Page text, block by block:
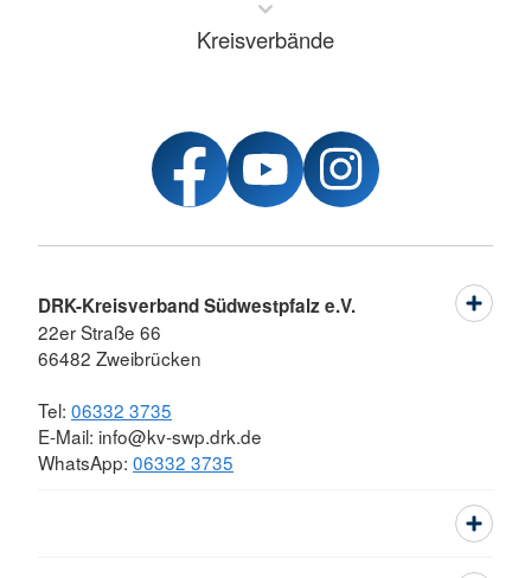
Kreisverbände
DRK-Kreisverband Südwestpfalz e.V.
22er Straße 66
66482 Zweibrücken
Tel: 06332 3735
E-Mail: info@kv-swp.drk.de
WhatsApp: 06332 3735